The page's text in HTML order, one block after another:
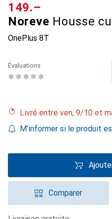
Noreve Housse
OnePlus 8T
CHF
149.–
Évaluations
Livré entre ven, 9/10 et
M'informer si le produit
Comparer